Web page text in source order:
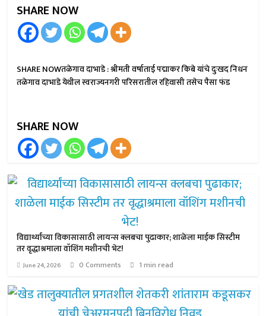
SHARE NOW
SHARE NOWतळेगाव दाभाडे : श्रीमती वर्षाताई पद्माकर किबे यांचे दुःखद निधन
तळेगाव दाभाडे येथील स्वराज्यनगरी परिसरातील रहिवासी तसेच पैसा फंड
SHARE NOW
विद्यार्थ्यांच्या विकासासाठी लायन्स क्लबचा पुढाकार; शाळेला माईक सिस्टीम
तर वृद्धाश्रमाला वॉशिंग मशीनची भेट!
June 24, 2026 0 Comments 1 min read